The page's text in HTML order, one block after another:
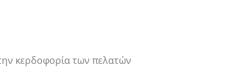
κερδοφορία των πελατών